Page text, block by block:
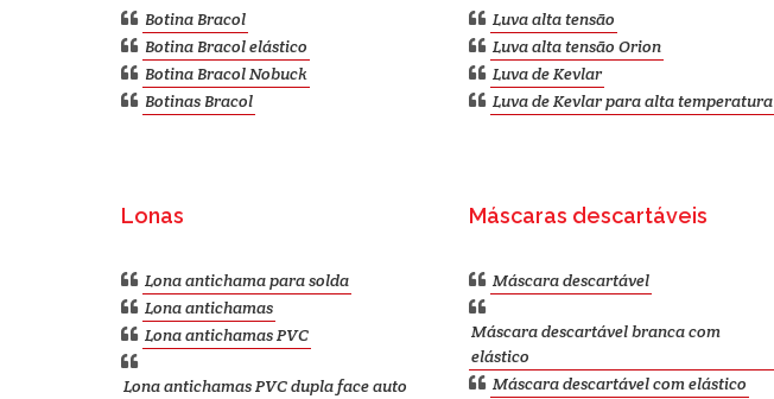
Botina Bracol
Botina Bracol elástico
Botina Bracol Nobuck
Botinas Bracol
Luva alta tensão
Luva alta tensão Orion
Luva de Kevlar
Luva de Kevlar para alta temperatura
Lonas
Lona antichama para solda
Lona antichamas
Lona antichamas PVC
Lona antichamas PVC dupla face auto
Máscaras descartáveis
Máscara descartável
Máscara descartável branca com
elástico
Máscara descartável com elástico